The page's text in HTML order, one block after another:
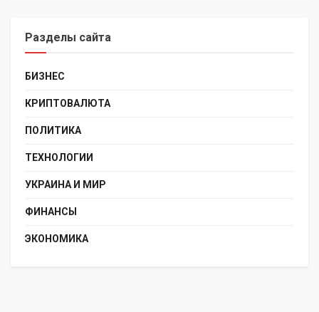
Разделы сайта
БИЗНЕС
КРИПТОВАЛЮТА
ПОЛИТИКА
ТЕХНОЛОГИИ
УКРАИНА И МИР
ФИНАНСЫ
ЭКОНОМИКА